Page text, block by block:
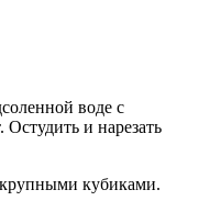
воде с
и нарезать
кубиками.